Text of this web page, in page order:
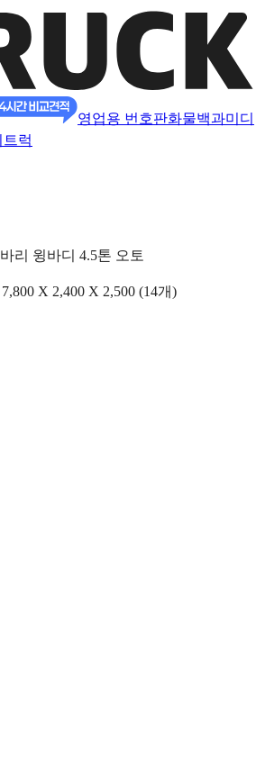
영업용 번호판화물백과미디
트럭
리 윙바디 4.5톤 오토
X 2,400 X 2,500 (14개)